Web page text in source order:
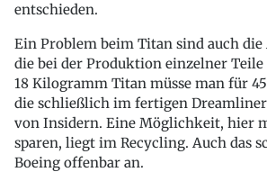
entschieden.
Ein Problem beim Titan sind auch
die bei der Produktion einzelner Teile
18 Kilogramm Titan müsse man für
die schließlich im fertigen Dreamliner
von Insidern. Eine Möglichkeit, hier
sparen, liegt im Recycling. Auch das
Boeing offenbar an.